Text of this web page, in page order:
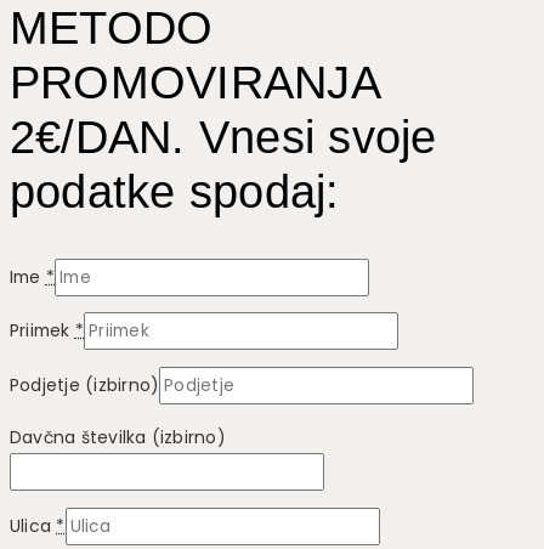
METODO
PROMOVIRANJA
2€/DAN. Vnesi svoje
podatke spodaj:
Ime *
Priimek *
Podjetje (izbirno)
Davčna številka (izbirno)
Ulica *